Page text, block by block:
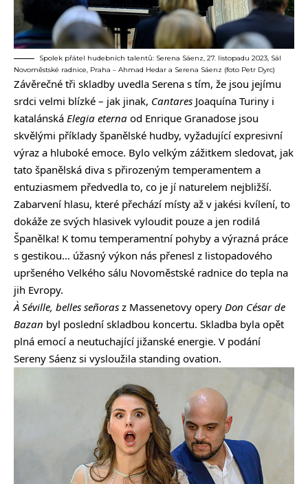
Spolek přátel hudebních talentů: Serena Sáenz, 27. listopadu 2023, Sál
Novoměstské radnice, Praha – Ahmad Hedar a Serena Sáenz (foto Petr Dyrc)
Závěrečné tři skladby uvedla Serena s tím, že jsou jejímu
srdci velmi blízké – jak jinak, Cantares Joaquína Turiny i
katalánská Elegia eterna od Enrique Granadose jsou
skvělými příklady španělské hudby, vyžadující expresivní
výraz a hluboké emoce. Bylo velkým zážitkem sledovat, jak
tato španělská diva s přirozeným temperamentem a
entuziasmem předvedla to, co je jí naturelem nejbližší.
Zabarvení hlasu, které přechází místy až v jakési kvílení, to
dokáže ze svých hlasivek vyloudit pouze a jen rodilá
Španělka! K tomu temperamentní pohyby a výrazná práce
s gestikou… úžasný výkon nás přenesl z listopadového
upršeného Velkého sálu Novoměstské radnice do tepla na
jih Evropy.
À Séville, belles señoras z Massenetovy opery Don César de
Bazan byl poslední skladbou koncertu. Skladba byla opět
plná emocí a neutuchající jižanské energie. V podání
Sereny Sáenz si vysloužila standing ovation.